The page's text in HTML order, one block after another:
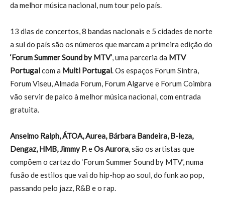
da melhor música nacional, num tour pelo país.
13 dias de concertos, 8 bandas nacionais e 5 cidades de norte
a sul do país são os números que marcam a primeira edição do
‘Forum Summer Sound by MTV’, uma parceria da MTV
Portugalcom a Multi Portugal. Os espaços Forum Sintra,
Forum Viseu, Almada Forum, Forum Algarve e Forum Coimbra
vão servir de palco à melhor música nacional, com entrada
gratuita.
Anselmo Ralph, ÁTOA, Aurea, Bárbara Bandeira, B-leza,
Dengaz, HMB, Jimmy P.eOs Aurora, são os artistas que
compõem o cartaz do ‘Forum Summer Sound by MTV’, numa
fusão de estilos que vai do hip-hop ao soul, do funk ao pop,
passando pelo jazz, R&B e o rap.